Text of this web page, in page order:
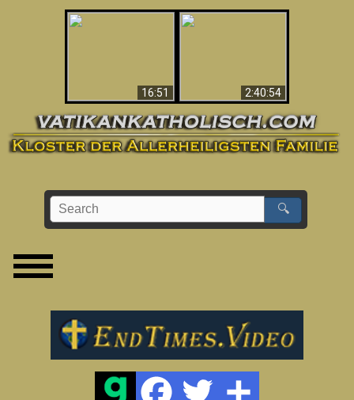
16:51
2:40:54
🔍